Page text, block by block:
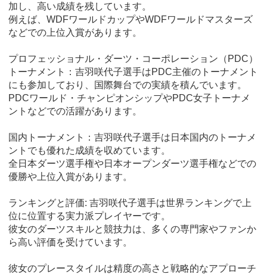
加し、高い成績を残しています。
例えば、WDFワールドカップやWDFワールドマスターズ
などでの上位入賞があります。
プロフェッショナル・ダーツ・コーポレーション（PDC）
トーナメント：吉羽咲代子選手はPDC主催のトーナメント
にも参加しており、国際舞台での実績を積んでいます。
PDCワールド・チャンピオンシップやPDC女子トーナメ
ントなどでの活躍があります。
国内トーナメント：吉羽咲代子選手は日本国内のトーナメ
ントでも優れた成績を収めています。
全日本ダーツ選手権や日本オープンダーツ選手権などでの
優勝や上位入賞があります。
ランキングと評価: 吉羽咲代子選手は世界ランキングで上
位に位置する実力派プレイヤーです。
彼女のダーツスキルと競技力は、多くの専門家やファンか
ら高い評価を受けています。
彼女のプレースタイルは精度の高さと戦略的なアプローチ